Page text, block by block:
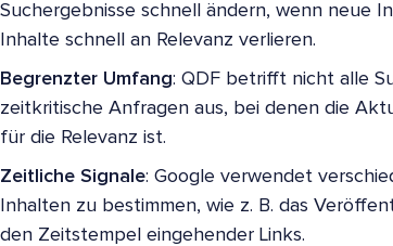
Suchergebnisse schnell ändern, wenn neue
Inhalte schnell an Relevanz verlieren.
Begrenzter Umfang: QDF betrifft nicht alle
zeitkritische Anfragen aus, bei denen die
für die Relevanz ist.
Zeitliche Signale: Google verwendet
Inhalten zu bestimmen, wie z. B. das
den Zeitstempel eingehender Links.